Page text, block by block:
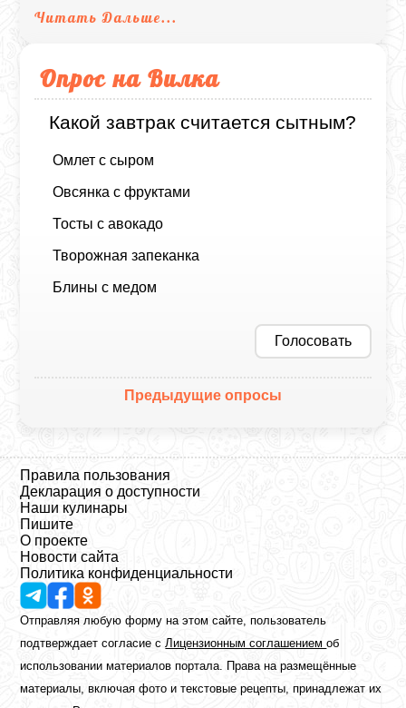
Читать Дальше...
Опрос на Вилка
Какой завтрак считается сытным?
Омлет с сыром
Овсянка с фруктами
Тосты с авокадо
Творожная запеканка
Блины с медом
Голосовать
Предыдущие опросы
Правила пользования
Декларация о доступности
Наши кулинары
Пишите
О проекте
Новости сайта
Политика конфиденциальности
Отправляя любую форму на этом сайте, пользователь
подтверждает согласие сЛицензионным соглашениемоб
использовании материалов портала. Права на размещённые
материалы, включая фото и текстовые рецепты, принадлежат их